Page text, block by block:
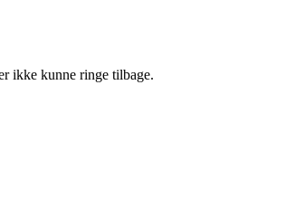
ikke kunne ringe tilbage.